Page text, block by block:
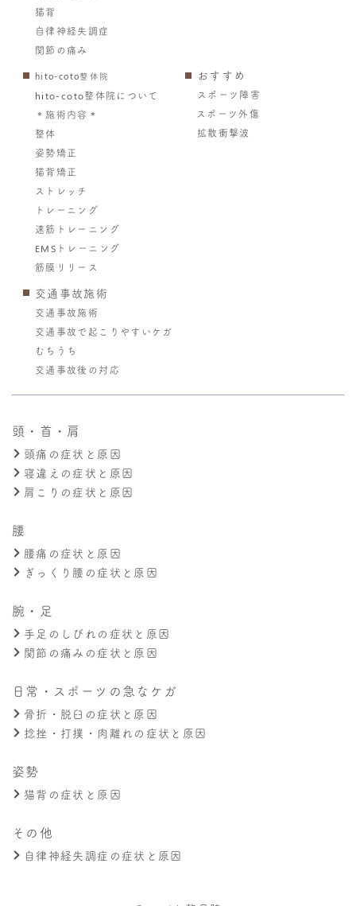
猫背
自律神経失調症
関節の痛み
hito-coto整体院
hito-coto整体院について
＊施術内容＊
整体
姿勢矯正
猫背矯正
ストレッチ
トレーニング
速筋トレーニング
EMSトレーニング
筋膜リリース
おすすめ
スポーツ障害
スポーツ外傷
拡散衝撃波
交通事故施術
交通事故施術
交通事故で起こりやすいケガ
むちうち
交通事故後の対応
頭・首・肩
頭痛の症状と原因
寝違えの症状と原因
肩こりの症状と原因
腰
腰痛の症状と原因
ぎっくり腰の症状と原因
腕・足
手足のしびれの症状と原因
関節の痛みの症状と原因
日常・スポーツの急なケガ
骨折・脱臼の症状と原因
捻挫・打撲・肉離れの症状と原因
姿勢
猫背の症状と原因
その他
自律神経失調症の症状と原因